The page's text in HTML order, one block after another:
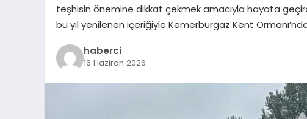
teşhisin önemine dikkat çekmek amacıyla hayata
bu yıl yenilenen içeriğiyle Kemerburgaz Kent
haberci
16 Haziran 2026